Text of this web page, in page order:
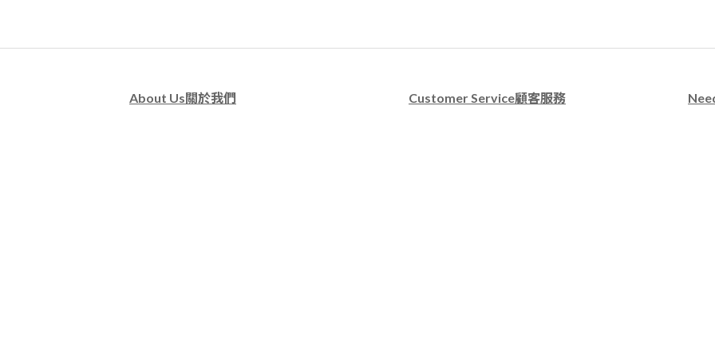
About Us關於我們
Customer Service顧客服務